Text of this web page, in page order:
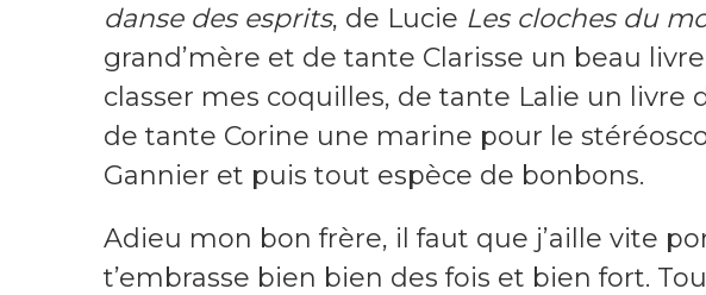
danse des esprits, de Lucie Les cloches du
grand’mère et de tante Clarisse un beau
classer mes coquilles, de tante Lalie un livre
de tante Corine une marine pour le
Gannier et puis tout espèce de bonbons.
Adieu mon bon frère, il faut que j’aille vite
t’embrasse bien bien des fois et bien fort.